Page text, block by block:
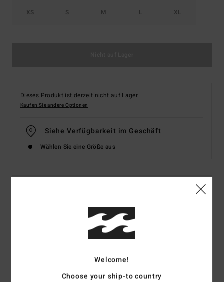
XS S M L XL
Dieses Produkt ist derzeit nicht auf Lager.
Kaufen Sie andere Optionen
Siehe Verfügbarkeit im Geschäft
Wählen Sie eine Größe aus
Frauen Multi Bikinioberteil
Farbcode rgr
Tami-Bügel
Welcome!
Choose your ship-to country